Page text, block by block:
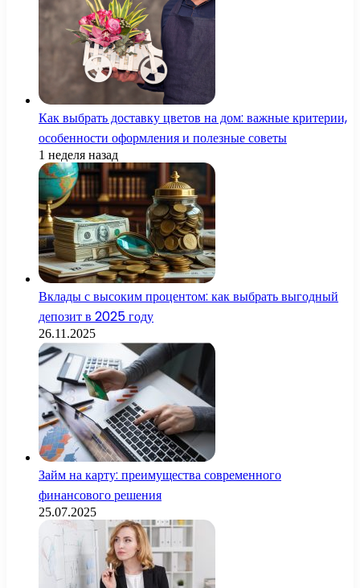
Как выбрать доставку цветов на дом: важные критерии,
особенности оформления и полезные советы
1 неделя назад
Вклады с высоким процентом: как выбрать выгодный
депозит в 2025 году
26.11.2025
Займ на карту: преимущества современного
финансового решения
25.07.2025